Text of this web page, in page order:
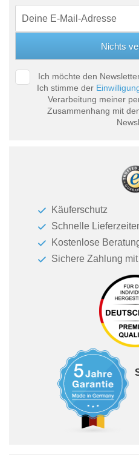
Ich möchte den
Ich stimme der
Verarbeitung meiner
Zusammenhang mit
Käuferschutz
Schnelle
Kostenlose
Sichere Zahlung